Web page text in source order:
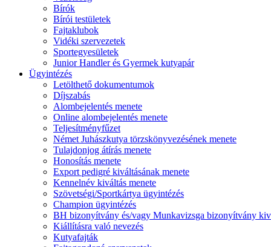
Bírók
Bírói testületek
Fajtaklubok
Vidéki szervezetek
Sportegyesületek
Junior Handler és Gyermek kutyapár
Ügyintézés
Letölthető dokumentumok
Díjszabás
Alombejelentés menete
Online alombejelentés menete
Teljesítményfűzet
Német Juhászkutya törzskönyvezésének menete
Tulajdonjog átírás menete
Honosítás menete
Export pedigré kiváltásának menete
Kennelnév kiváltás menete
Szövetségi/Sportkártya ügyintézés
Champion ügyintézés
BH bizonyítvány és/vagy Munkavizsga bizonyítvány
Kiállításra való nevezés
Kutyafajták